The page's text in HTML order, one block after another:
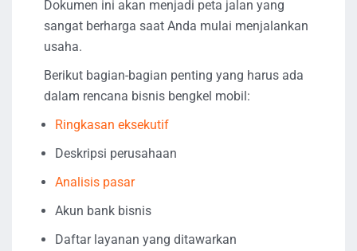
Dokumen ini akan menjadi peta jalan yang
sangat berharga saat Anda mulai menjalankan
usaha.
Berikut bagian-bagian penting yang harus ada
dalam rencana bisnis bengkel mobil:
Ringkasan eksekutif
Deskripsi perusahaan
Analisis pasar
Akun bank bisnis
Daftar layanan yang ditawarkan